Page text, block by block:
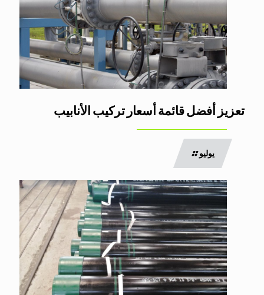
تعزيز أفضل قائمة أسعار تركيب الأنابيب
يوليو